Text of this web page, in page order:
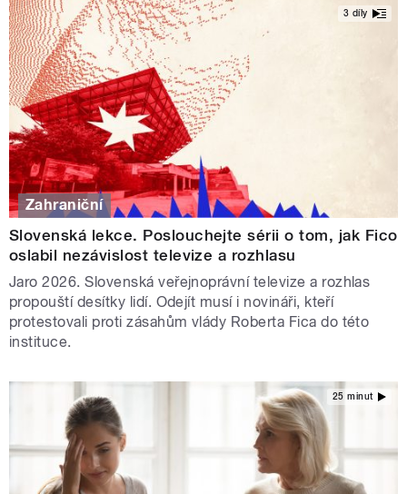
3 díly
Zahraniční
Slovenská lekce. Poslouchejte sérii o tom, jak Fico
oslabil nezávislost televize a rozhlasu
Jaro 2026. Slovenská veřejnoprávní televize a rozhlas
propouští desítky lidí. Odejít musí i novináři, kteří
protestovali proti zásahům vlády Roberta Fica do této
instituce.
25 minut